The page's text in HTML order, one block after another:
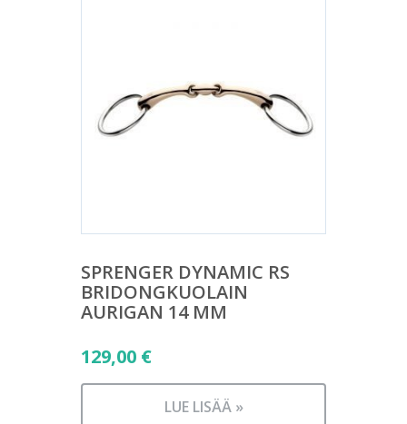
SPRENGER DYNAMIC RS
BRIDONGKUOLAIN
AURIGAN 14 MM
129,00 €
LUE LISÄÄ »